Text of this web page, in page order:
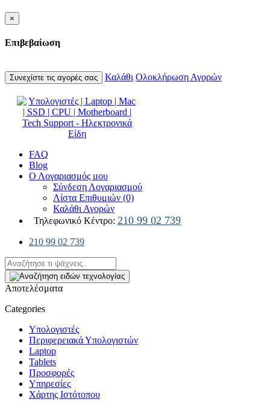
×
Επιβεβαίωση
Συνεχίστε τις αγορές σας Καλάθι Ολοκλήρωση Αγορών
FAQ
Blog
Ο Λογαριασμός μου
Σύνδεση Λογαριασμού
Λίστα Επιθυμιών (0)
Καλάθι Αγορών
Τηλεφωνικό Κέντρο: 210 99 02 739
210 99 02 739
Αποτελέσματα
Categories
Υπολογιστές
Περιφερειακά Υπολογιστών
Laptop
Tablets
Προσφορές
Υπηρεσίες
Χάρτης Ιστότοπου